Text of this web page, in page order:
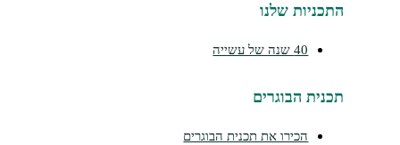
התכניות שלנו
תכנית הבוגרים
הכירו את תכנית הבוגרים